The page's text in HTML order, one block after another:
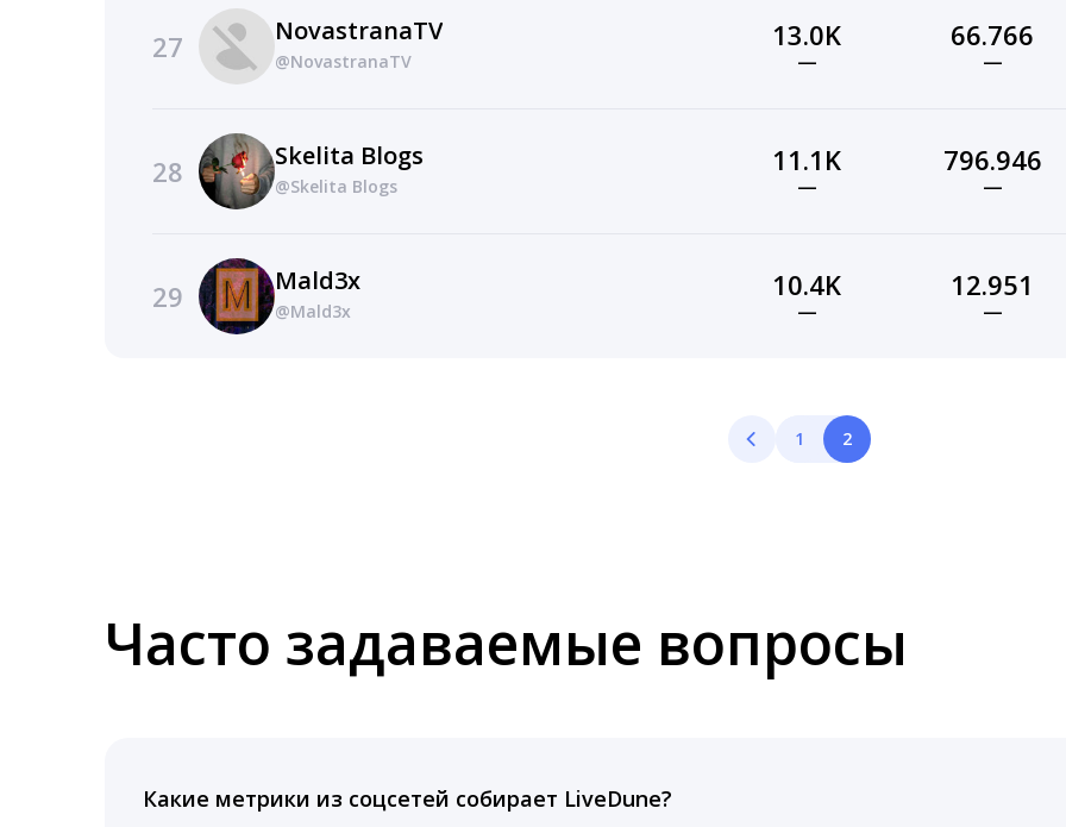
27 NovastranaTV
@NovastranaTV
13.0K
—
66.766
—
28 Skelita Blogs
@Skelita Blogs
11.1K
—
796.946
—
29 Mald3x
@Mald3x
10.4K
—
12.951
—
1 2
Часто задаваемые вопросы
Какие метрики из соцсетей собирает LiveDune?